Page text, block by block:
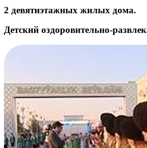
2 девятиэтажных жилых дома.
Детский оздоровительно-